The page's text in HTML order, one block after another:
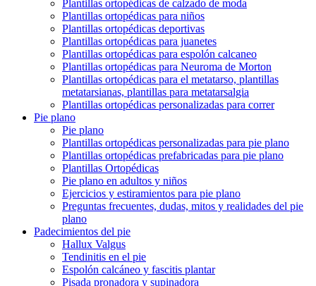
Plantillas ortopédicas de calzado de moda
Plantillas ortopédicas para niños
Plantillas ortopédicas deportivas
Plantillas ortopédicas para juanetes
Plantillas ortopédicas para espolón calcaneo
Plantillas ortopédicas para Neuroma de Morton
Plantillas ortopédicas para el metatarso, plantillas
metatarsianas, plantillas para metatarsalgia
Plantillas ortopédicas personalizadas para correr
Pie plano
Pie plano
Plantillas ortopédicas personalizadas para pie plano
Plantillas ortopédicas prefabricadas para pie plano
Plantillas Ortopédicas
Pie plano en adultos y niños
Ejercicios y estiramientos para pie plano
Preguntas frecuentes, dudas, mitos y realidades del pie
plano
Padecimientos del pie
Hallux Valgus
Tendinitis en el pie
Espolón calcáneo y fascitis plantar
Pisada pronadora y supinadora